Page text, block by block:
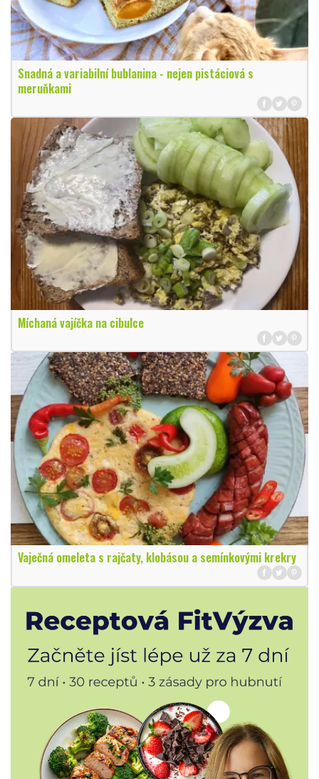
Snadná a variabilní bublanina - nejen pistáciová s
meruňkami
Míchaná vajíčka na cibulce
Vaječná omeleta s rajčaty, klobásou a semínkovými krekry